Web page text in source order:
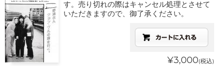
す。売り切れの際はキャンセル処理とさせて
いただきますので、御了承ください。
¥3,000(税込)